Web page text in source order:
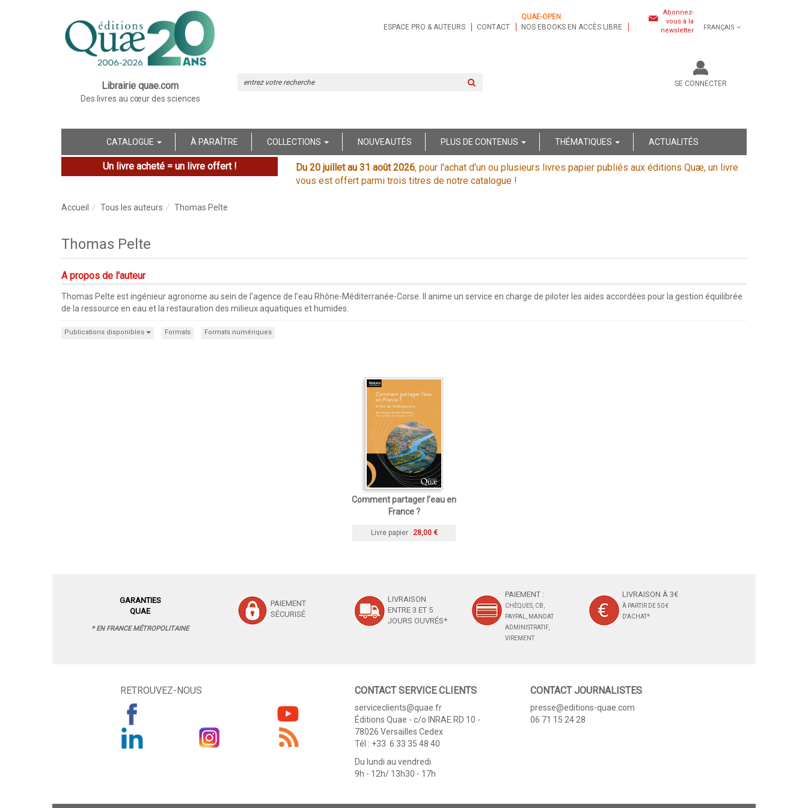
Librairie quae.com
Des livres au cœur des sciences
ESPACE PRO & AUTEURS CONTACT
QUAE-OPEN
NOS EBOOKS EN ACCÈS LIBRE
Abonnez-
vous à la
newsletter
FRANÇAIS
SE CONNECTER
CATALOGUE À PARAÎTRE COLLECTIONS NOUVEAUTÉS PLUS DE CONTENUS THÉMATIQUES ACTUALITÉS
Un livre acheté = un livre offert ! Du 20 juillet au 31 août 2026, pour l'achat d'un ou plusieurs livres papier publiés aux éditions Quæ, un livre
vous est offert parmi trois titres de notre catalogue !
Accueil Tous les auteurs Thomas Pelte
Thomas Pelte
A propos de l'auteur
Thomas Pelte est ingénieur agronome au sein de l’agence de l’eau Rhône-Méditerranée-Corse. Il anime un service en charge de piloter les aides accordées pour la gestion équilibrée
de la ressource en eau et la restauration des milieux aquatiques et humides.
Publications disponibles Formats Formats numériques
Comment partager l’eau en
France ?
Livre papier 28,00 €
GARANTIES
QUAE
* EN FRANCE MÉTROPOLITAINE
PAIEMENT
SÉCURISÉ
LIVRAISON
ENTRE 3 ET 5
JOURS OUVRÉS*
PAIEMENT :
CHÈQUES, CB,
PAYPAL, MANDAT
ADMINISTRATIF,
VIREMENT
LIVRAISON À 3€
À PARTIR DE 50 €
D'ACHAT*
RETROUVEZ-NOUS CONTACT SERVICE CLIENTS
serviceclients@quae.fr
Éditions Quae - c/o INRAE RD 10 -
78026 Versailles Cedex
Tél : +33 6 33 35 48 40
Du lundi au vendredi
9h - 12h/ 13h30 - 17h
CONTACT JOURNALISTES
presse@editions-quae.com
06 71 15 24 28